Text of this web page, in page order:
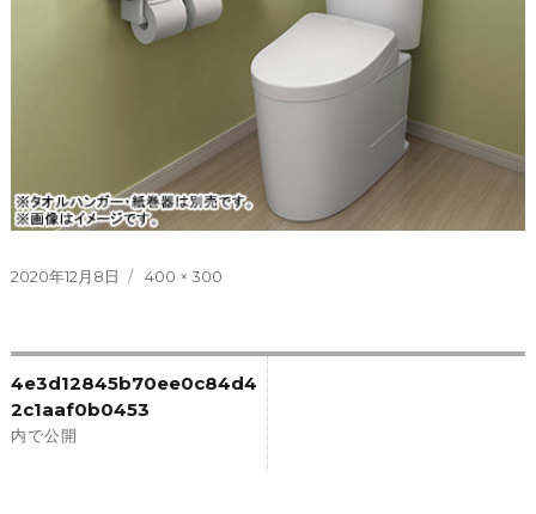
投
2020年12月8日
フ
イ
ズ
400 × 300
投
稿
ナ
4e3d12845b70ee0c84d4
2c1aaf0b0453
内で公開